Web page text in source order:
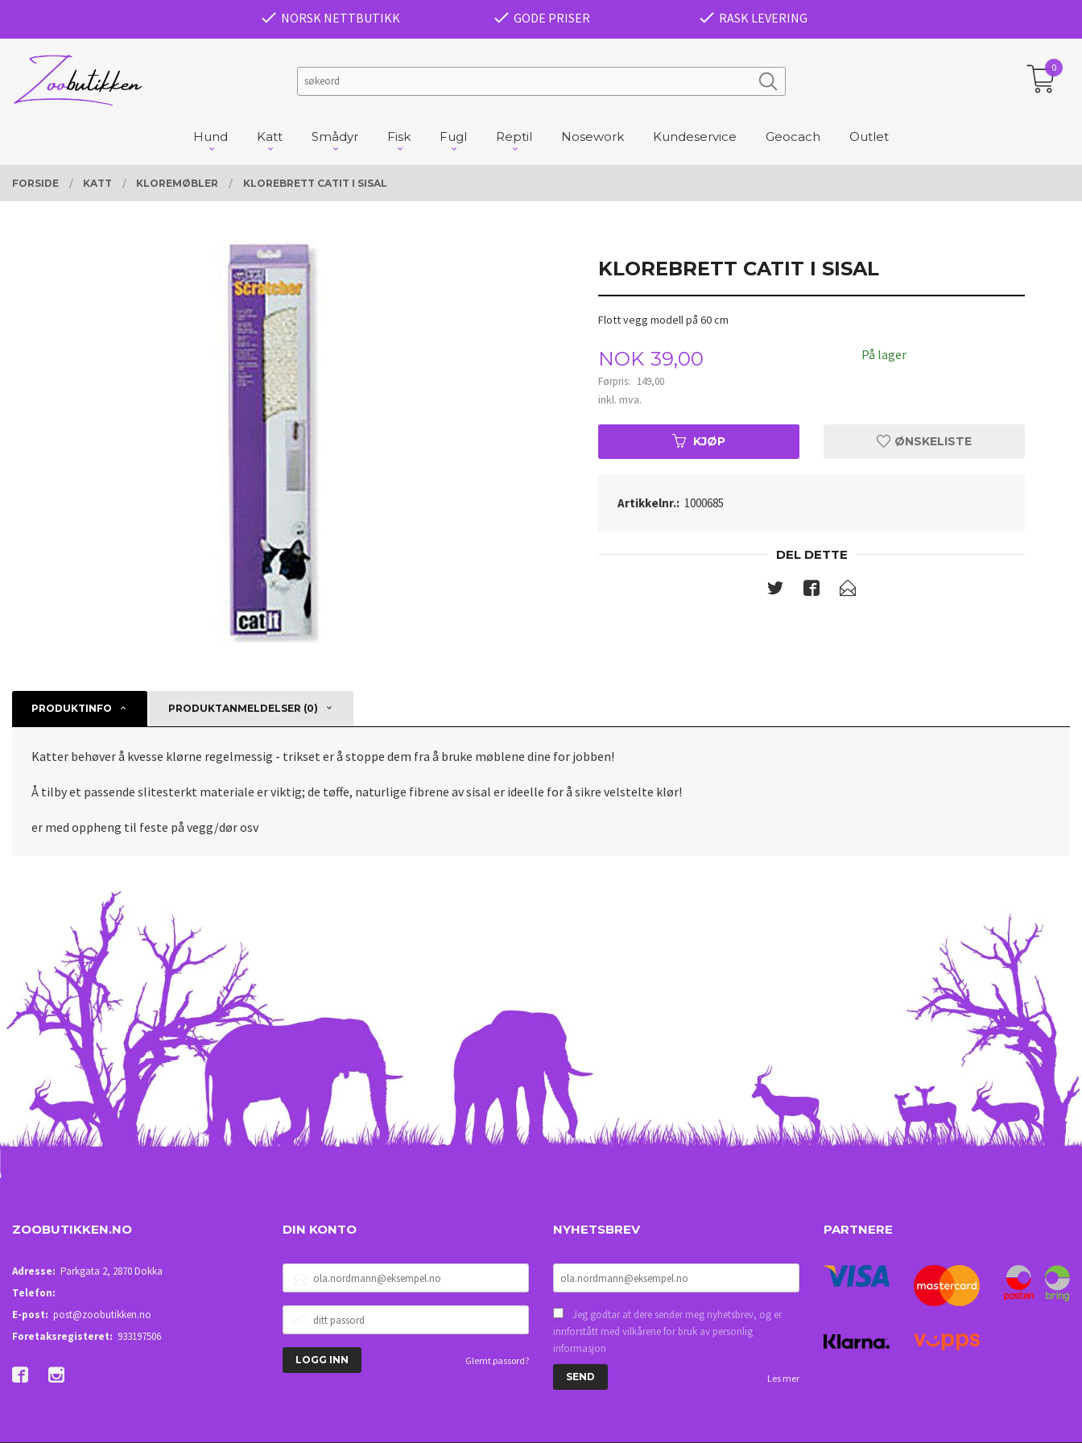
NORSK NETTBUTIKK GODE PRISER RASK LEVERING
Hund Katt Smådyr Fisk Fugl Reptil Nosework Kundeservice Geocach Outlet
0
FORSIDE KATT KLOREMØBLER KLOREBRETT CATIT I SISAL
KLOREBRETT CATIT I SISAL
Flott vegg modell på 60 cm
Tilbud
NOK 39,00
Førpris: 149,00
Rabatt
inkl. mva.
På lager
KJØP ØNSKELISTE
Artikkelnr.: 1000685
DEL DETTE
PRODUKTINFO PRODUKTANMELDELSER (0)
Katter behøver å kvesse klørne regelmessig - trikset er å stoppe dem fra å bruke møblene dine for jobben!
Å tilby et passende slitesterkt materiale er viktig; de tøffe, naturlige fibrene av sisal er ideelle for å sikre velstelte klør!
er med oppheng til feste på vegg/dør osv
ZOOBUTIKKEN.NO
Adresse: Parkgata 2, 2870 Dokka
Telefon:
E-post: post@zoobutikken.no
Foretaksregisteret: 933197506
DIN KONTO
POSTADRESSE
PASSORD
Glemt passord?
NYHETSBREV
Jeg godtar at dere sender meg nyhetsbrev, og er
innforstått med vilkårene for bruk av personlig
informasjon
Les mer
PARTNERE